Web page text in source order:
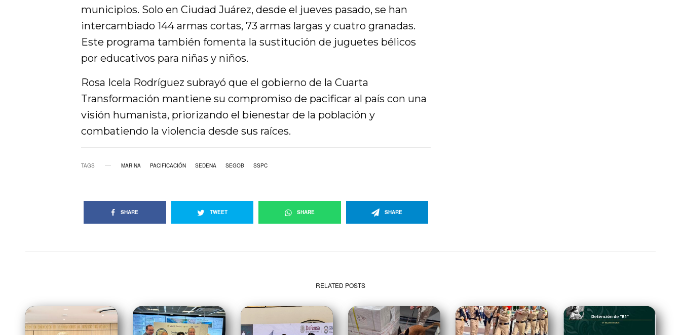
municipios. Solo en Ciudad Juárez, desde el jueves pasado, se han
intercambiado 144 armas cortas, 73 armas largas y cuatro granadas.
Este programa también fomenta la sustitución de juguetes bélicos
por educativos para niñas y niños.
Rosa Icela Rodríguez subrayó que el gobierno de la Cuarta
Transformación mantiene su compromiso de pacificar al país con una
visión humanista, priorizando el bienestar de la población y
combatiendo la violencia desde sus raíces.
TAGS MARINA PACIFICACIÓN SEDENA SEGOB SSPC
SHARE TWEET SHARE SHARE
RELATED POSTS